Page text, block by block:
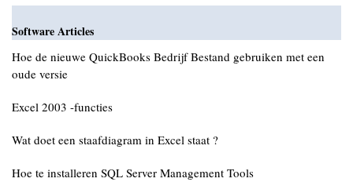
Software Articles
Hoe de nieuwe QuickBooks Bedrijf Bestand gebruiken met een
oude versie
Excel 2003 -functies
Wat doet een staafdiagram in Excel staat ?
Hoe te installeren SQL Server Management Tools